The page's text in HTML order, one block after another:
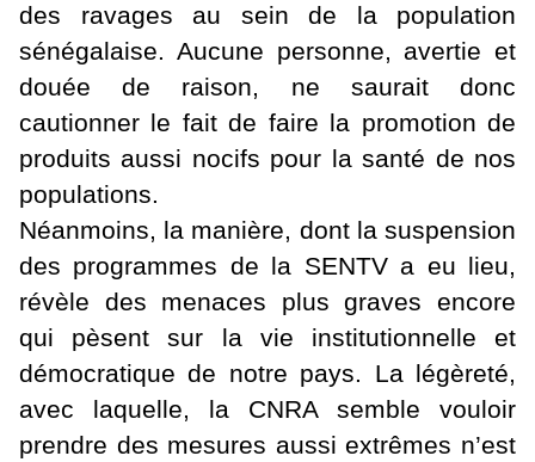
des ravages au sein de la population
sénégalaise. Aucune personne, avertie et
douée de raison, ne saurait donc
cautionner le fait de faire la promotion de
produits aussi nocifs pour la santé de nos
populations.
Néanmoins, la manière, dont la suspension
des programmes de la SENTV a eu lieu,
révèle des menaces plus graves encore
qui pèsent sur la vie institutionnelle et
démocratique de notre pays. La légèreté,
avec laquelle, la CNRA semble vouloir
prendre des mesures aussi extrêmes n’est